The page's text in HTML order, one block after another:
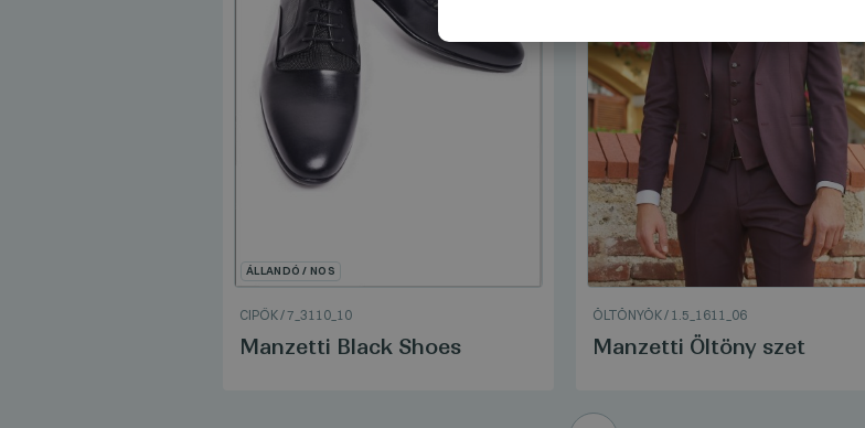
ÁLLANDÓ / NOS
CIPŐK/7_3110_10
Manzetti Black Shoes
ÖLTÖNYÖK/ 1.5_1611_06
Manzetti Öltöny szet